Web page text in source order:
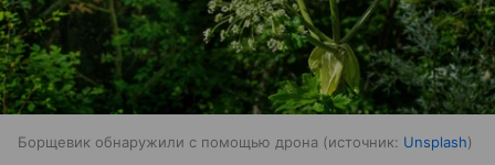
Борщевик обнаружили с помощью дрона источник: Unsplash